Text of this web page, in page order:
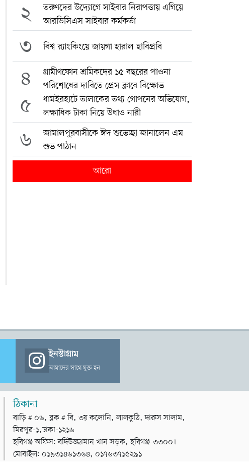
২
তরুণদের উদ্যোগে সাইবার নিরাপত্তায় এগিয়ে
আরডিসিএস সাইবার কর্মকর্তা
৩ বিশ্ব র‍্যাংকিংয়ে জায়গা হারাল হাবিপ্রবি
৪
গ্রামীণফোন শ্রমিকদের ১৫ বছরের পাওনা
পরিশোধের দাবিতে প্রেস ক্লাবে বিক্ষোভ
৫
ধামইরহাটে তালাকের তথ্য গোপনের অভিযোগ,
লক্ষাধিক টাকা নিয়ে উধাও নারী
৬
জামালপুরবাসীকে ঈদ শুভেচ্ছা জানালেন এম
শুভ পাঠান
আরো
ইনস্টাগ্রাম
আমাদের সাথে যুক্ত হন
ঠিকানা
বাড়ি # ০৬, ব্লক # বি, ৩য় কলোনি, লালকুঠি, দারুস সালাম,
মিরপুর-১,ঢাকা-১২১৬
হবিগঞ্জ অফিস: বদিউজ্জামান খান সড়ক, হবিগঞ্জ-৩৩০০।
মোবাইল: ০১৯৩১৪৬১৩৬৪, ০১৭৬৩৭১৫২৯১